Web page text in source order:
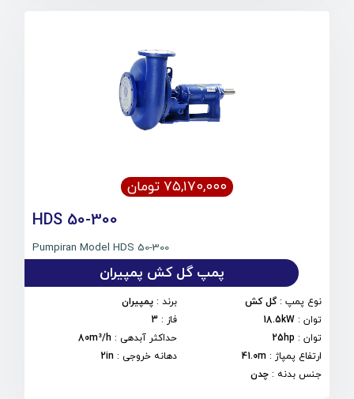
۷۵,۱۷۰,۰۰۰ تومان
HDS 50-300
Pumpiran Model HDS 50-300
پمپ گل کش پمپیران
نوع پمپ :گل کش برند: پمپیران
توان :
18.5kW فاز :
3
توان :
25hp حداکثر آبدهی :
80m³/h
ارتفاع پمپاژ :
41.0m دهانه خروجی :
2in
جنس بدنه : چدن